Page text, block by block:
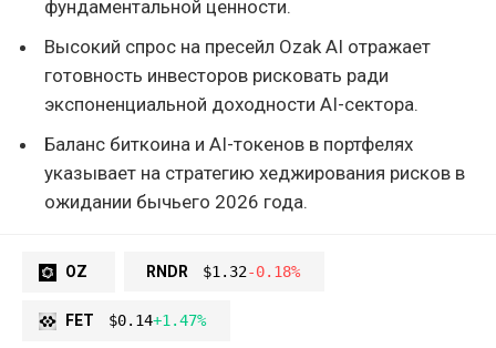
фундаментальной ценности.
Высокий спрос на пресейл Ozak AI отражает
готовность инвесторов рисковать ради
экспоненциальной доходности AI-сектора.
Баланс биткоина и AI-токенов в портфелях
указывает на стратегию хеджирования рисков в
ожидании бычьего 2026 года.
OZ RNDR $1.32-0.18%
FET $0.14+1.47%